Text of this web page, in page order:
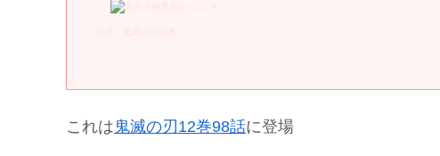
これは 鬼滅の刃12巻98話に登場